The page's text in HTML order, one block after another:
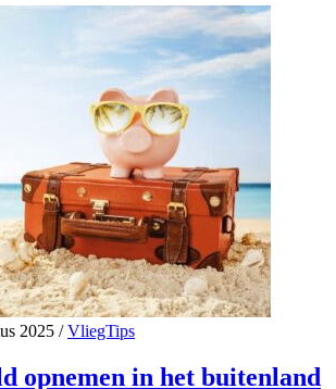
2025 / VliegTips
opnemen in het buitenland